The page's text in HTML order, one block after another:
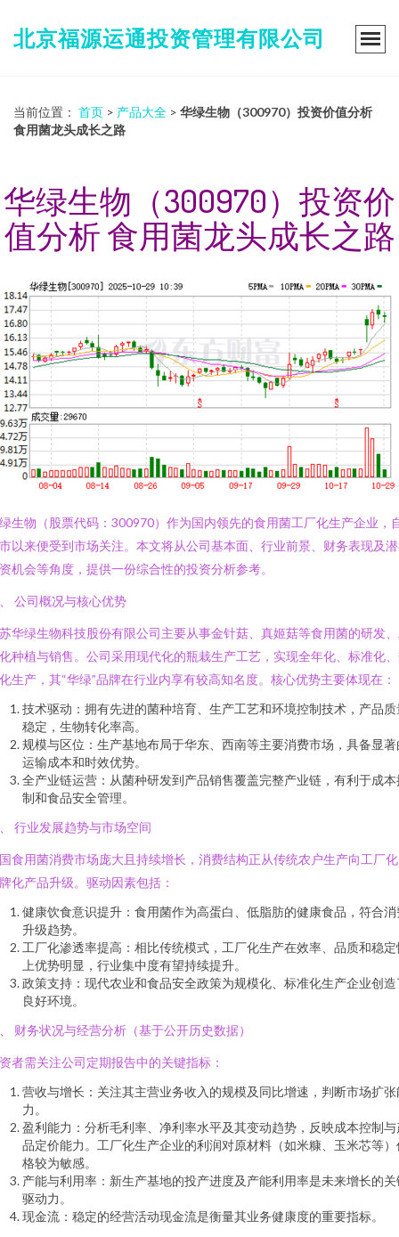
北京福源运通投资管理有限公司
当前位置： 首页 > 产品大全 > 华绿生物（300970）投资价值分析
食用菌龙头成长之路
华绿生物（300970）投资价
值分析 食用菌龙头成长之路
生物（股票代码：300970）作为国内领先的食用菌工厂化生产企业，
以来便受到市场关注。本文将从公司基本面、行业前景、财务表现及
机会等角度，提供一份综合性的投资分析参考。
公司概况与核心优势
华绿生物科技股份有限公司主要从事金针菇、真姬菇等食用菌的研发
种植与销售。公司采用现代化的瓶栽生产工艺，实现全年化、标准化
生产，其“华绿”品牌在行业内享有较高知名度。核心优势主要体现在：
技术驱动：拥有先进的菌种培育、生产工艺和环境控制技术，产品质
稳定，生物转化率高。
规模与区位：生产基地布局于华东、西南等主要消费市场，具备显著
运输成本和时效优势。
全产业链运营：从菌种研发到产品销售覆盖完整产业链，有利于成本
制和食品安全管理。
行业发展趋势与市场空间
食用菌消费市场庞大且持续增长，消费结构正从传统农户生产向工厂
化产品升级。驱动因素包括：
健康饮食意识提升：食用菌作为高蛋白、低脂肪的健康食品，符合消
升级趋势。
工厂化渗透率提高：相比传统模式，工厂化生产在效率、品质和稳定
上优势明显，行业集中度有望持续提升。
政策支持：现代农业和食品安全政策为规模化、标准化生产企业创造
良好环境。
财务状况与经营分析（基于公开历史数据）
者需关注公司定期报告中的关键指标：
营收与增长：关注其主营业务收入的规模及同比增速，判断市场扩张
力。
盈利能力：分析毛利率、净利率水平及其变动趋势，反映成本控制与
品定价能力。工厂化生产企业的利润对原材料（如米糠、玉米芯等）
格较为敏感。
产能与利用率：新生产基地的投产进度及产能利用率是未来增长的关
驱动力。
现金流：稳定的经营活动现金流是衡量其业务健康度的重要指标。